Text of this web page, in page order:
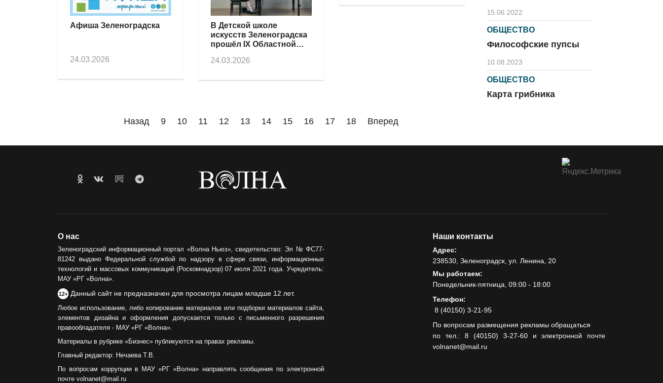
Афиша Зеленоградска
24.03.2026
В Детской школе
искусств Зеленоградска
прошёл IX Областной
мастерства
24.03.2026
Назад 9 10 11 12 13 14 15 16 17 18 Вперед
15.06.2022
ОБЩЕСТВО
Философские пупсы
10.08.2023
ОБЩЕСТВО
Карта грибника
Официальные пляжи
купайтесь без опаски
вернуть деньги
Гавайи и Хургада в
21.04.2023
ОБРАТНАЯ СВЯЗЬ
О нас
Зеленоградский информационный портал «Волна Ньюз», свидетельство: Эл № ФС77-
81242 выдано Федеральной службой по надзору в сфере связи, информационных
технологий и массовых коммуникаций (Роскомнадзор) 07 июля 2021 года. Учредитель:
МАУ «РГ «Волна».
12+ Данный сайт не предназначен для просмотра лицам младше 12 лет.
Любое использование, либо копирование материалов или подборки материалов сайта,
элементов дизайна и оформления допускается только с письменного разрешения
правообладателя - МАУ «РГ «Волна».
Материалы в рубрике «Бизнес» публикуются на правах рекламы.
Главный редактор: Нечаева Т.В.
По вопросам коррупции в МАУ «РГ «Волна» направлять сообщения по электронной
почте volnanet@mail.ru
Наши контакты
Адрес:
238530, Зеленоградск, ул. Ленина, 20
Мы работаем:
Понедельник-пятница, 09:00 - 18:00
Телефон:
8 (40150) 3-21-95
По вопросам размещения рекламы обращаться
по тел.: 8 (40150) 3-27-60 и электронной почте
volnanet@mail.ru